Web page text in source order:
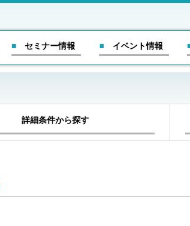
■ セミナー情報 ■ イベント情報
詳細条件から探す